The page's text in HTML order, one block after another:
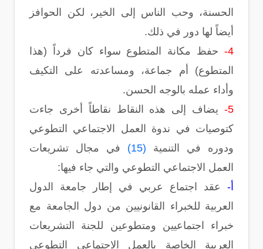
الحسنة، وحب الناس إلى الخير، لكن الحوافز
أيضاً لها دور في ذلك.
4-
حفظ مكانة المتطوع سواء كان فرداً (هذا
المتطوع) أم جماعة، ومساعدته على التكيف
وأداء عمله بالوجه الحسن.
5-
يضاف إلى هذه النقاط نقاطاً أخرى جاءت
كتوصيات في ندوة العمل الاجتماعي التطوعي
ودوره في التنمية (15)
في مجال تشريعات
العمل الاجتماعي التطوعي والتي جاء فيها:
أ- عقد اجتماع عربي في إطار جامعة الدول
العربية للخبراء القانونيين من دول الجامعة مع
خبراء اجتماعيين ومتطوعين للجنة التشريعات
العربية الخاصة بالعمل الاجتماعي التطوعي